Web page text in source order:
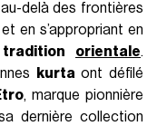
delà des frontières
en s’appropriant en
tradition orientale.
kurtaont défilé
, marque pionnière
dernière collection